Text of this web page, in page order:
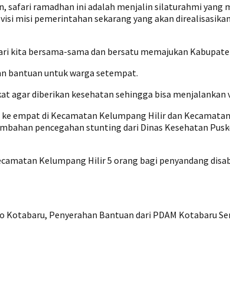
safari ramadhan ini adalah menjalin silaturahmi
misi pemerintahan sekarang yang akan
kita bersama-sama dan bersatu memajukan
bantuan untuk warga setempat.
agar diberikan kesehatan sehingga bisa
empat di Kecamatan Kelumpang Hilir dan
pencegahan stunting dari Dinas Kesehatan
Kelumpang Hilir 5 orang bagi penyandang
Penyerahan Bantuan dari PDAM Kotabaru